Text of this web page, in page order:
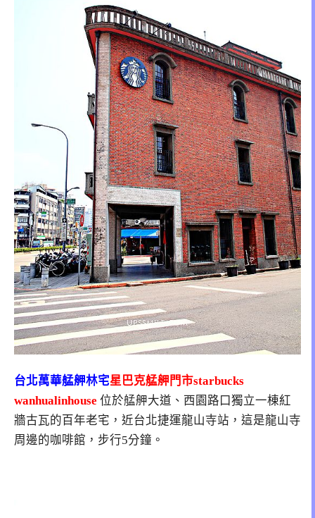
台北萬華艋舺林宅星巴克艋舺門市starbucks
wanhualinhouse 位於艋舺大道、西園路口獨立一棟紅
牆古瓦的百年老宅，近台北捷運龍山寺站，這是龍山寺
周邊的咖啡館，步行5分鐘。